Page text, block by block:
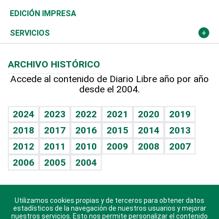
Caribe
Resto del mundo
Global y variable
Economía personal
Novedades
Podcast Arte Libre
Hablando con el pediatra
Vida y familia
Eñe
Celebrando la vida
Sin complejos
En pocas palabras
Escuchando al corazón
Olimpismo
Más deportes
Línea de hit
TBT Deportivo
Noticiero Poteleche
Columnistas
Martes de tecnología
Cambio climático
Deportes
Opinión
Hecho en casa
Guía del dinero
EDICIÓN IMPRESA
SERVICIOS
Cumpleaños
Horóscopos
Crucigramas
ARCHIVO HISTÓRICO
Accede al contenido de Diario Libre año por año
desde el 2004.
2024 2023 2022 2021 2020
2019
2018
2017 2016 2015 2014
2013
2012
2011 2010 2009 2008
2007
2006
2005 2004
Descarga nuestras aplicaciones para Android, iOS y
sistema Huawei.
Utilizamos cookies propias y de terceros para obtener datos
estadísticos de la navegación de nuestros usuarios y mejorar
nuestros servicios. Esto nos permite personalizar el contenido